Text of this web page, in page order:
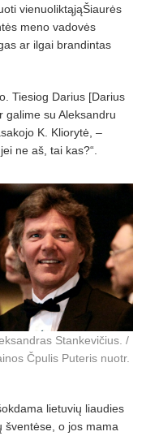
vienuoliktąjąŠiaurės
s meno vadovės
ar ilgai brandintas
Tiesiog Darius [Darius
galime su Aleksandru
K. Kliorytė, –
ne aš, tai kas?“.
Stankevičius. /
Čpulis Puteris nuotr.
lietuvių liaudies
šventėse, o jos mama